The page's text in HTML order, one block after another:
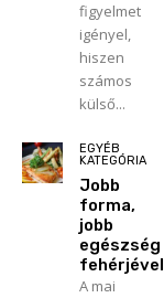
figyelmet
igényel,
hiszen
számos
külső...
EGYÉB
KATEGÓRIA
Jobb
forma,
jobb
egészség
fehérjével
A mai